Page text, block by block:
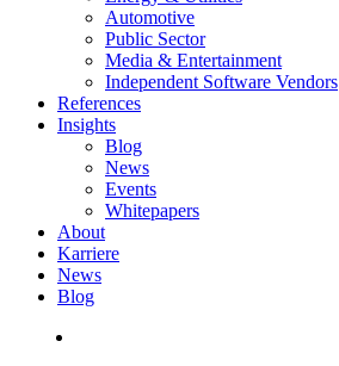
Automotive
Public Sector
Media & Entertainment
Independent Software Vendors
References
Insights
Blog
News
Events
Whitepapers
About
Karriere
News
Blog